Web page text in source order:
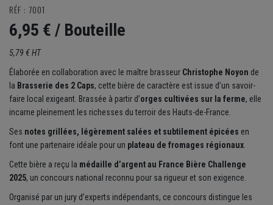
RÉF : 7001
6,95 € / Bouteille
5,79 € HT
Élaborée en collaboration avec le maître brasseur Christophe Noyon de
la Brasserie des 2 Caps, cette bière de caractère est issue d’un savoir-
faire local exigeant. Brassée à partir d’orges cultivées sur la ferme, elle
incarne pleinement les richesses du terroir des Hauts-de-France.
Ses notes grillées, légèrement salées et subtilement épicées en
font une partenaire idéale pour un plateau de fromages régionaux.
Cette bière a reçu la médaille d’argent au France Bière Challenge
2025, un concours national reconnu pour sa rigueur et son exigence.
Organisé par un jury d’experts indépendants, ce concours distingue les